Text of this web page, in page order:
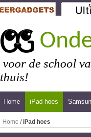
voor de school
thuis!
Home iPad hoes
Home /iPad hoes